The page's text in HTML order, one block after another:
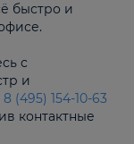
быстро и
с
и
8 (495) 154-10-63
контактные